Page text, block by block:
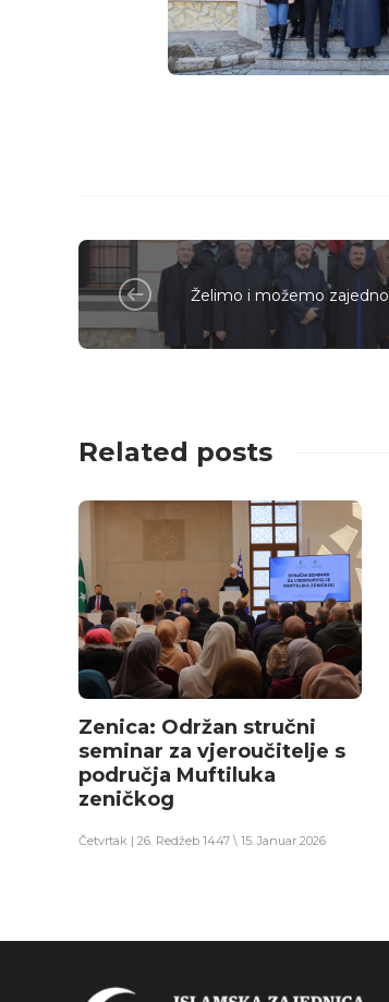
Želimo i možemo zajedno
Related posts
Zenica: Održan stručni
seminar za vjeroučitelje s
područja Muftiluka
zeničkog
Četvrtak | 26. Redžeb 1447 \ 15. Januar 2026